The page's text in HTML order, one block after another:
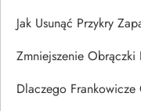
Jak Usunąć Przykry
Zmniejszenie Obrączki
Dlaczego Frankowicze